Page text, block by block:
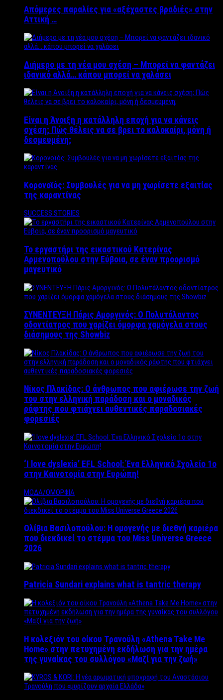
Απόμερες παραλίες για «αξέχαστες βραδιές» στην
Αττική …
Διήμερο με τη νέα μου σχέση – Μπορεί να φαντάζει
ιδανικό αλλά… κάπου μπορεί να χαλάσει
Είναι η Άνοιξη η κατάλληλη εποχή για να κάνεις
σχέση; Πώς θέλεις να σε βρει το καλοκαίρι, μόνη ή
δεσμευμένη;
Κορονοϊός: Συμβουλές για να μη χωρίσετε εξαιτίας
της καραντίνας
SUCCESS STORIES
Το εργαστήρι της εικαστικού Κατερίνας
Αρμενοπούλου στην Εύβοια, σε έναν προορισμό
μαγευτικό
ΣΥΝΕΝΤΕΥΞΗ Πάρις Αμοργινός: O Πολυτάλαντος
οδοντίατρος που χαρίζει όμορφα χαμόγελα στους
διάσημους της Showbiz
Νίκος Πλακίδας: O άνθρωπος που αφιέρωσε την ζωή
του στην ελληνική παράδοση και ο μοναδικός
ράφτης που φτιάχνει αυθεντικές παραδοσιακές
φορεσιές
‘Ι love dyslexia’ EFL School: Ένα Ελληνικό Σχολείo 1ο
στην Καινοτομία στην Ευρώπη!
ΜΟΔΑ/ΟΜΟΡΦΙΑ
Ολίβια Βασιλοπούλου: Η ομογενής με διεθνή καριέρα
που διεκδικεί το στέμμα του Miss Universe Greece
2026
Patricia Sundari explains what is tantric therapy
Η κολεξιόν του οίκου Τρανούλη «Athena Take Me
Home» στην πετυχημένη εκδήλωση για την ημέρα
της γυναίκας του συλλόγου «Μαζί για την ζωή»